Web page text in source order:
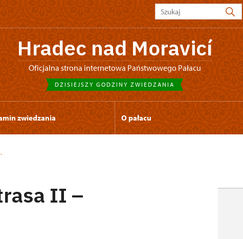
Hradec nad Moravicí
Oficjalna strona internetowa Państwowego Pałacu
DZISIEJSZY GODZINY ZWIEDZANIA
zwiedzania O pałacu
II –